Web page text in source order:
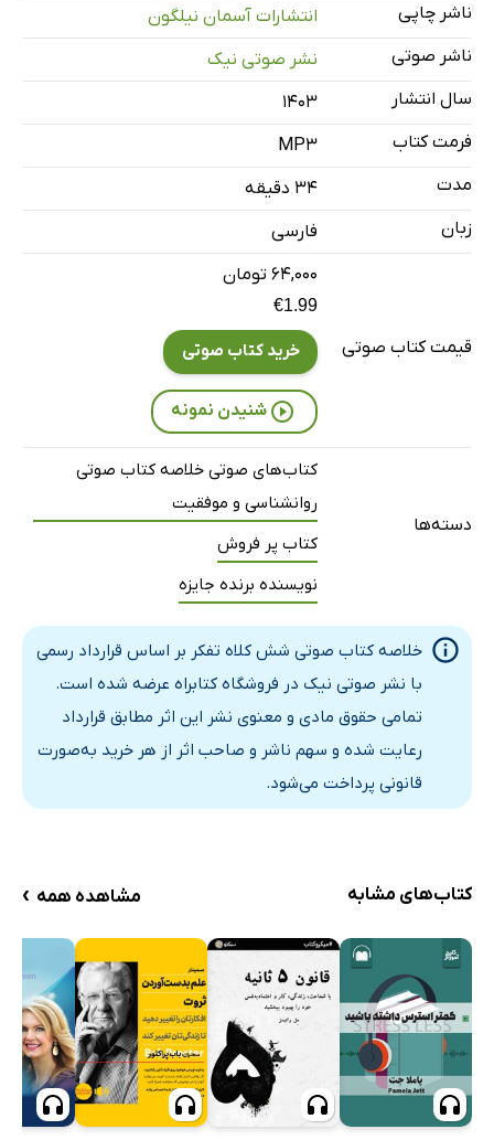
ناشر چاپی
انتشارات آسمان نیلگون
ناشر صوتی
نشر صوتی نیک
سال انتشار
۱۴۰۳
فرمت کتاب
MP3
مدت
۳۴ دقیقه
زبان
فارسی
قیمت کتاب صوتی
۶۴,۰۰۰ تومان
€1.99
خرید کتاب صوتی
شنیدن نمونه
دسته‌ها
کتاب‌های صوتی خلاصه کتاب صوتی
روانشناسی و موفقیت
کتاب پر فروش
نویسنده برنده جایزه
خلاصه کتاب صوتی شش کلاه تفکر بر اساس قرارداد رسمی
با نشر صوتی نیک در فروشگاه کتابراه عرضه شده است.
تمامی حقوق مادی و معنوی نشر این اثر مطابق قرارداد
رعایت شده و سهم ناشر و صاحب اثر از هر خرید به‌صورت
قانونی پرداخت می‌شود.
کتاب‌های مشابه مشاهده همه ›